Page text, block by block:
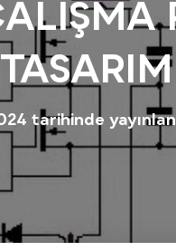
tarihinde